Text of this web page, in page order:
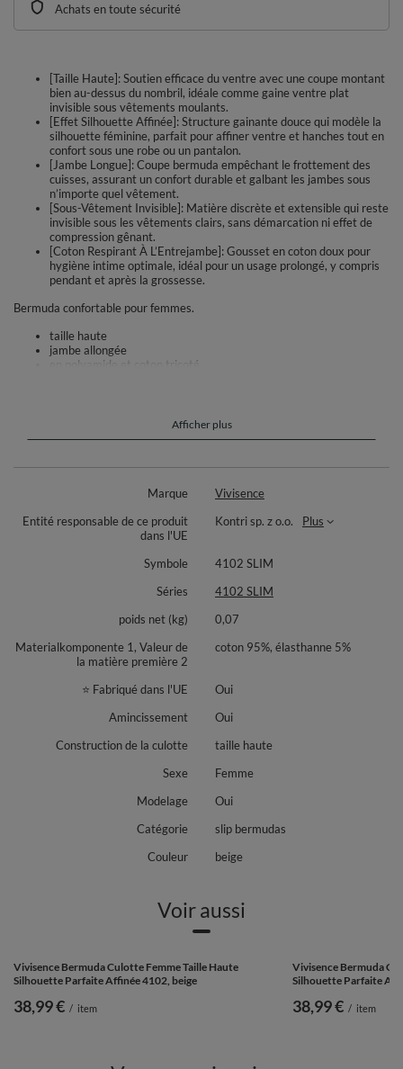
Achats en toute sécurité
[Taille Haute]: Soutien efficace du ventre avec une coupe montant
bien au-dessus du nombril, idéale comme gaine ventre plat
invisible sous vêtements moulants.
[Effet Silhouette Affinée]: Structure gainante douce qui modèle la
silhouette féminine, parfait pour affiner ventre et hanches tout en
confort sous une robe ou un pantalon.
[Jambe Longue]: Coupe bermuda empêchant le frottement des
cuisses, assurant un confort durable et galbant les jambes sous
n’importe quel vêtement.
[Sous-Vêtement Invisible]: Matière discrète et extensible qui reste
invisible sous les vêtements clairs, sans démarcation ni effet de
compression gênant.
[Coton Respirant À L’Entrejambe]: Gousset en coton doux pour
hygiène intime optimale, idéal pour un usage prolongé, y compris
pendant et après la grossesse.
Bermuda confortable pour femmes.
taille haute
jambe allongée
en polyamide et coton tricoté
matériaux de haute qualitéAfficher plus
Marque
Vivisence
Entité responsable de ce produit
dans l'UE
Kontri sp. z o.o. Plus
Symbole
4102 SLIM
Séries
4102 SLIM
poids net (kg)
0,07
Materialkomponente 1, Valeur de
la matière première 2
coton 95%, élasthanne 5%
⭐ Fabriqué dans l'UE
Oui
Amincissement
Oui
Construction de la culotte
taille haute
Sexe
Femme
Modelage
Oui
Catégorie
slip bermudas
Couleur
beige
Voir aussi
Vivisence Bermuda
Silhouette Parfaite
38,99 € / item